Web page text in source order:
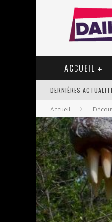
ACCUEIL
DERNIÈRES
Accueil